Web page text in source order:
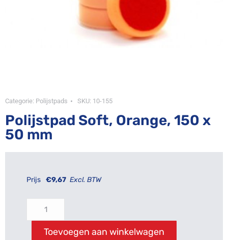
Categorie: Polijstpads SKU: 10-155
Polijstpad Soft, Orange, 150 x
50 mm
Prijs €9,67 Excl. BTW
Toevoegen aan winkelwagen